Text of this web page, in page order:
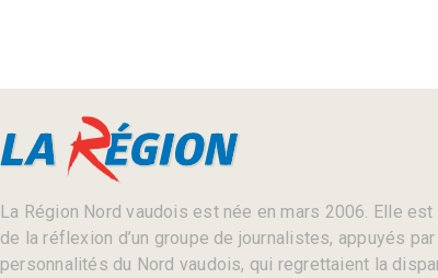
La Région Nord vaudois est née en mars 2006. Elle
de la réflexion d’un groupe de journalistes, appuyés
personnalités du Nord vaudois, qui regrettaient la